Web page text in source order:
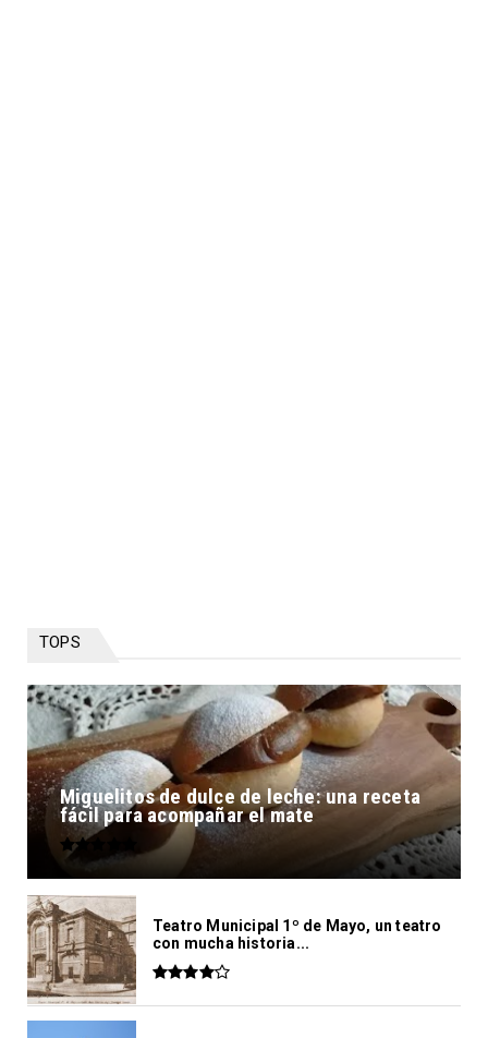
TOPS
Miguelitos de dulce de leche: una receta
fácil para acompañar el mate
Teatro Municipal 1º de Mayo, un teatro
con mucha historia...